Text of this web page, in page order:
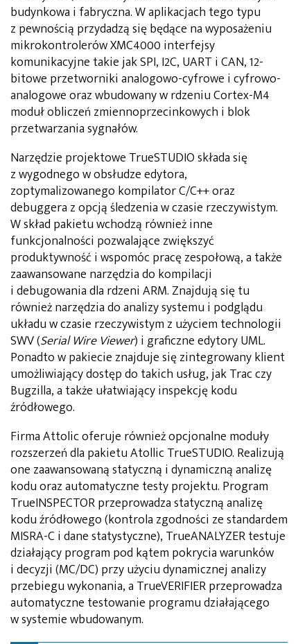
budynkowa i fabryczna. W aplikacjach tego typu
z pewnością przydadzą się będące na wyposażeniu
mikrokontrolerów XMC4000 interfejsy
komunikacyjne takie jak SPI, I2C, UART i CAN, 12-
bitowe przetworniki analogowo-cyfrowe i cyfrowo-
analogowe oraz wbudowany w rdzeniu Cortex-M4
moduł obliczeń zmiennoprzecinkowych i blok
przetwarzania sygnałów.
Narzędzie projektowe TrueSTUDIO składa się
z wygodnego w obsłudze edytora,
zoptymalizowanego kompilator C/C++ oraz
debuggera z opcją śledzenia w czasie rzeczywistym.
W skład pakietu wchodzą również inne
funkcjonalności pozwalające zwiększyć
produktywność i wspomóc pracę zespołową, a także
zaawansowane narzędzia do kompilacji
i debugowania dla rdzeni ARM. Znajdują się tu
również narzędzia do analizy systemu i podglądu
układu w czasie rzeczywistym z użyciem technologii
SWV (Serial Wire Viewer) i graficzne edytory UML.
Ponadto w pakiecie znajduje się zintegrowany klient
umożliwiający dostęp do takich usług, jak Trac czy
Bugzilla, a także ułatwiający inspekcję kodu
źródłowego.
Firma Attolic oferuje również opcjonalne moduły
rozszerzeń dla pakietu Atollic TrueSTUDIO. Realizują
one zaawansowaną statyczną i dynamiczną analizę
kodu oraz automatyczne testy projektu. Program
TrueINSPECTOR przeprowadza statyczną analizę
kodu źródłowego (kontrola zgodności ze standardem
MISRA-C i dane statystyczne), TrueANALYZER testuje
działający program pod kątem pokrycia warunków
i decyzji (MC/DC) przy użyciu dynamicznej analizy
przebiegu wykonania, a TrueVERIFIER przeprowadza
automatyczne testowanie programu działającego
w systemie wbudowanym.